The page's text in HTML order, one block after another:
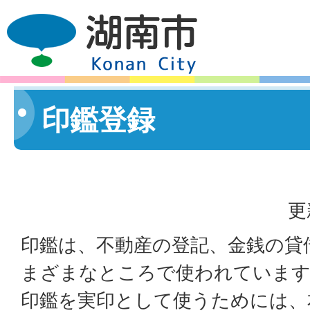
印鑑登録
印鑑は、不動産の登記、金銭の
まざまなところで使われていま
印鑑を実印として使うためには